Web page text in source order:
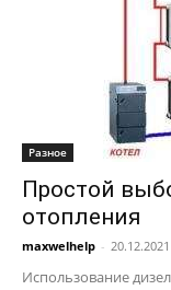
Разное
Простой
отопления
maxwelhelp - 20.12.2021
Использование